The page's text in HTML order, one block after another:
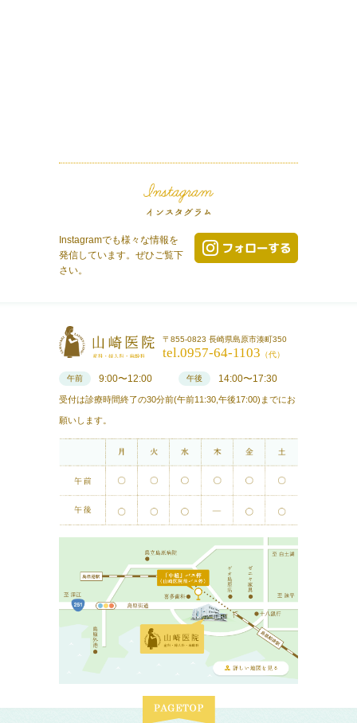
Instagramでも様々な情報を
発信しています。ぜひご覧下
さい。
〒855-0823 長崎県島原市湊町350
tel.0957-64-1103 （代）
午前 9:00〜12:00 午後 14:00〜17:30
受付は診療時間終了の30分前(午前11:30,午後17:00)までにお
願いします。